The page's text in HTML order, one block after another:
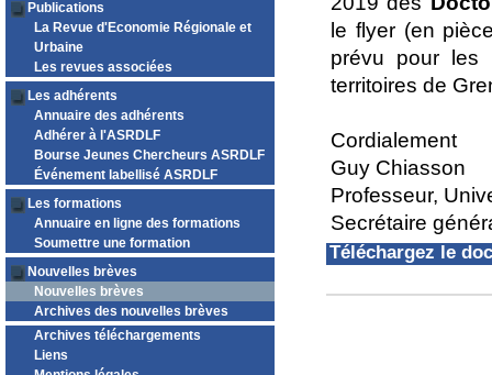
Publications
La Revue d'Economie Régionale et
Urbaine
Les revues associées
Les adhérents
Annuaire des adhérents
Adhérer à l'ASRDLF
Bourse Jeunes Chercheurs ASRDLF
Événement labellisé ASRDLF
Les formations
Annuaire en ligne des formations
Soumettre une formation
Nouvelles brèves
Nouvelles brèves
Archives des nouvelles brèves
Archives téléchargements
Liens
le flyer (en
prévu pour
territoires de
Cordialement
Guy Chiasson
Professeur,
Secrétaire
Téléchargez le